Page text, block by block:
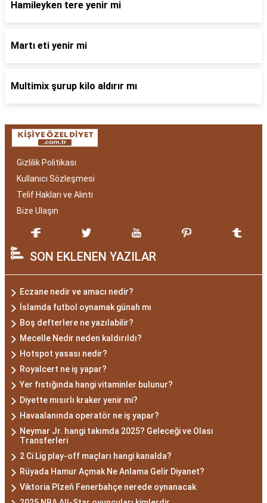
Hamileyken tere yenir mi
Martı eti yenir mi
Multimix şurup kilo aldırır mı
Gizlilik Politikası
Kullanıcı Sözleşmesi
Telif Hakları ve Alıntı
Bize Ulaşın
SON EKLENEN YAZILAR
Eczane nedir ve amacı nedir?
İslamda futbol oynamak günah mı
Boş defterlere ne yazılabilir?
Mecelle Nedir neden kaldırıldı?
Hotspot yasası nedir?
Royalcert ne iş yapar?
Yer fıstığında hangi vitaminler bulunur?
Diyette mısırlı kraker yenir mi?
Havaalanında operatör ne iş yapar?
Neymar Jr. hangi takımda 2025? Geleceği ve Olası
Transferleri
2 Ci Lig play-off maçları hangi kanalda?
Rüyada Hamur Açmak Ne Anlama Gelir Diyanet?
Viktoria Plzeň Fenerbahçe nerede oynanacak